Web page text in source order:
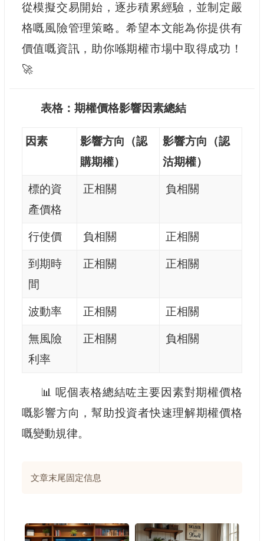
從模擬交易開始，逐步積累經驗，並制定嚴
格嘅風險管理策略。希望本文能為你提供有
價值嘅資訊，助你喺期權市場中取得成功！
🚀
表格：期權價格影響因素總結
因素
影響方向（認
購期權）
影響方向（認
沽期權）
標的資
產價格
正相關 負相關
行使價 負相關 正相關
到期時
間
正相關 正相關
波動率 正相關 正相關
無風險
利率
正相關 負相關
📊 呢個表格總結咗主要因素對期權價格
嘅影響方向，幫助投資者快速理解期權價格
嘅變動規律。
文章末尾固定信息